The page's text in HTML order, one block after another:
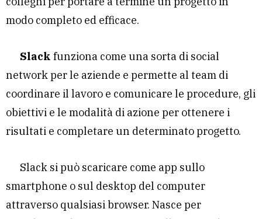
modo completo ed efficace.
Slack funziona come una sorta di social
network per le aziende e permette al team di
coordinare il lavoro e comunicare le procedure, gli
obiettivi e le modalità di azione per ottenere i
risultati e completare un determinato progetto.
Slack si può scaricare come app sullo
smartphone o sul desktop del computer
attraverso qualsiasi browser. Nasce per